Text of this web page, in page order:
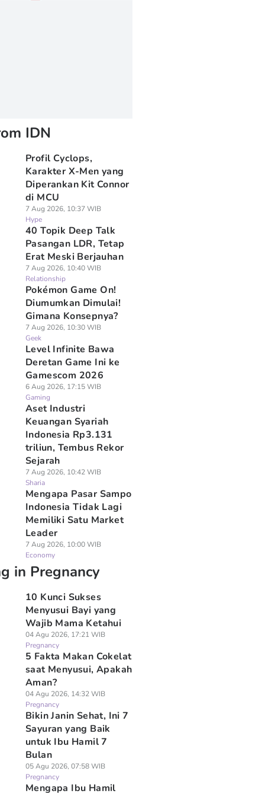
IDN
Profil Cyclops,
Karakter X-Men yang
Diperankan Kit Connor
di MCU
7 Aug 2026, 10:37 WIB
Hype
40 Topik Deep Talk
Pasangan LDR, Tetap
Erat Meski Berjauhan
7 Aug 2026, 10:40 WIB
Relationship
Pokémon Game On!
Diumumkan Dimulai!
Gimana Konsepnya?
7 Aug 2026, 10:30 WIB
Geek
Level Infinite Bawa
Deretan Game Ini ke
Gamescom 2026
6 Aug 2026, 17:15 WIB
Gaming
Aset Industri
Keuangan Syariah
Indonesia Rp3.131
triliun, Tembus Rekor
Sejarah
7 Aug 2026, 10:42 WIB
Sharia
Mengapa Pasar Sampo
Indonesia Tidak Lagi
Memiliki Satu Market
Leader
7 Aug 2026, 10:00 WIB
Economy
in Pregnancy
10 Kunci Sukses
Menyusui Bayi yang
Wajib Mama Ketahui
04 Agu 2026, 17:21 WIB
Pregnancy
5 Fakta Makan Cokelat
saat Menyusui, Apakah
Aman?
04 Agu 2026, 14:32 WIB
Pregnancy
Bikin Janin Sehat, Ini 7
Sayuran yang Baik
untuk Ibu Hamil 7
Bulan
05 Agu 2026, 07:58 WIB
Pregnancy
Mengapa Ibu Hamil